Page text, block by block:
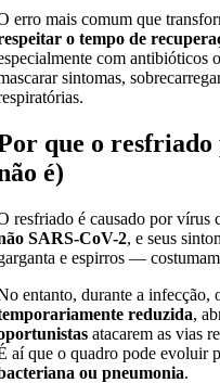
erro mais comum que
o tempo de
com antibióticos
sintomas,
que o resfriado
é)
resfriado é causado por vírus
SARS-CoV-2, e seus
e espirros —
entanto, durante a
reduzida,
atacarem as vias
aí que o quadro pode evoluir
ou pneumonia.